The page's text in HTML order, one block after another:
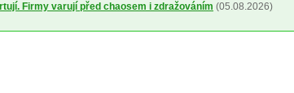
Firmy varují před chaosem i zdražováním (05.08.2026)